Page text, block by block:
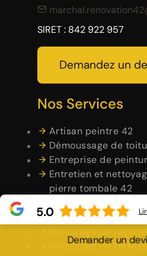
SIRET : 842 922 957
Demandez un
Nos Services
Artisan peintre 42
Démoussage de
Entreprise de
Entretien et
pierre tombale 42
Habillage planche de
Maçonnerie 42
Nettoyage de
Nettoyage de
Demander un
5.0